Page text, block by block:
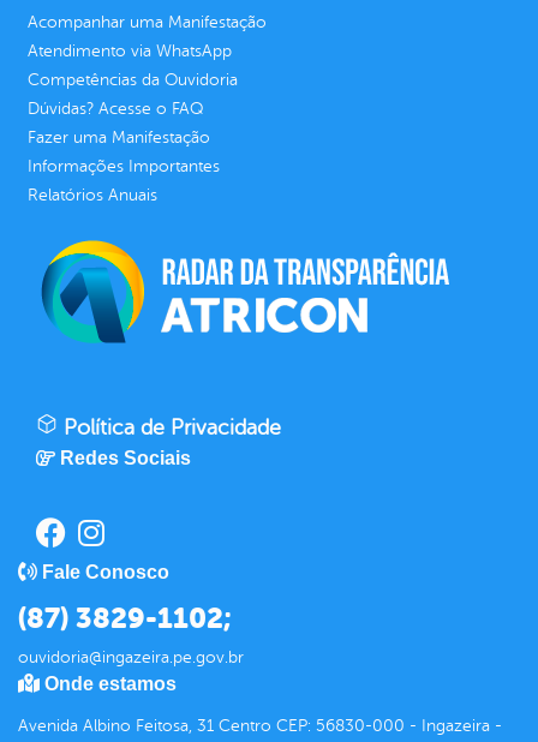
Acompanhar uma Manifestação
Atendimento via WhatsApp
Competências da Ouvidoria
Dúvidas? Acesse o FAQ
Fazer uma Manifestação
Informações Importantes
Relatórios Anuais
Política de Privacidade
Redes Sociais
Fale Conosco
(87) 3829-1102;
ouvidoria@ingazeira.pe.gov.br
Onde estamos
Avenida Albino Feitosa, 31 Centro CEP: 56830-000 - Ingazeira -